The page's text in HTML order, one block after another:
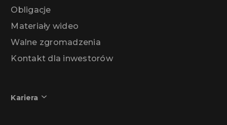
Obligacje
Materiały wideo
Walne zgromadzenia
Kontakt dla inwestorów
Kariera